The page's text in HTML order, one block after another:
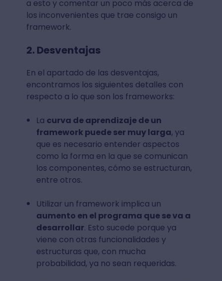
a esto y comentar un poco más acerca de
los inconvenientes que trae consigo un
framework.
2. Desventajas
En el apartado de las desventajas,
encontramos los siguientes detalles con
respecto a lo que son los frameworks:
La curva de aprendizaje de un
framework puede ser muy larga, ya
que es necesario entender aspectos
como la forma en la que se comunican
los componentes, cómo se estructuran,
entre otros.
Utilizar un framework implica un
aumento en el programa que se va a
desarrollar. Esto sucede porque ya
viene con otras funcionalidades y
estructuras que, con mucha
probabilidad, ya no sean requeridas.